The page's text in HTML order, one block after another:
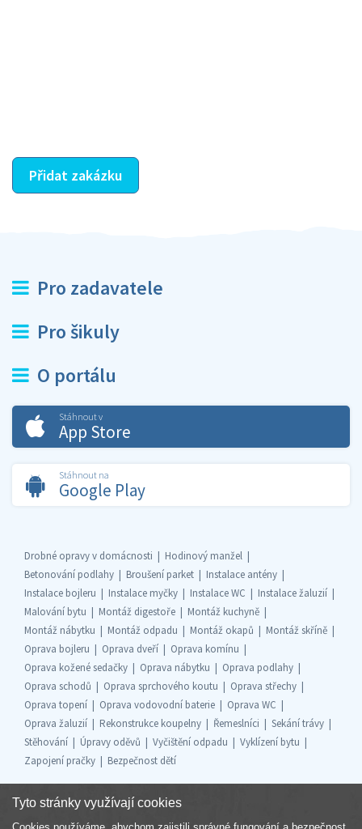
Přidat zakázku
Pro zadavatele
Pro šikuly
O portálu
Stáhnout v
App Store
Stáhnout na
Google Play
Drobné opravy v domácnosti
Hodinový manžel
Betonování podlahy
Broušení parket
Instalace antény
Instalace bojleru
Instalace myčky Instalace WC
Instalace žaluzií
Malování bytu
Montáž digestoře
Montáž kuchyně
Montáž nábytku
Montáž odpadu Montáž okapů
Montáž skříně
Oprava bojleru
Oprava dveří
Oprava komínu
Oprava kožené sedačky
Oprava nábytku
Oprava podlahy
Oprava schodů
Oprava sprchového koutu
Oprava střechy
Oprava topení
Oprava vodovodní baterie
Oprava WC
Oprava žaluzií
Rekonstrukce koupelny Řemeslníci
Sekání trávy
Stěhování
Úpravy oděvů Vyčištění odpadu
Vyklízení bytu
Zapojení pračky
Bezpečnost dětí
Tyto stránky využívají cookies